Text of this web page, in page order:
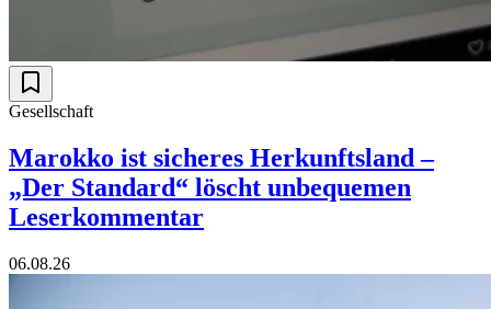
Gesellschaft
Marokko ist sicheres Herkunftsland –
„Der Standard“ löscht unbequemen
Leserkommentar
06.08.26